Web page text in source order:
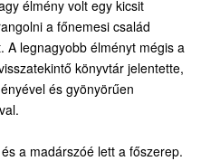
élmény volt egy kicsit
a főnemesi család
A legnagyobb élményt mégis a
könyvtár jelentette,
és gyönyörűen
a madárszóé lett a főszerep.